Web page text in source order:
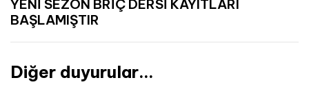
YENİ SEZON BRİÇ DERSİ KAYITLARI
BAŞLAMIŞTIR
Diğer duyurular...